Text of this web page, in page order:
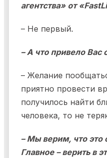
агентства» от
– Не первый.
– А что привело Вас
– Желание
приятно провести
получилось найти
человека, то не
– Мы верим, что это
Главное – верить в